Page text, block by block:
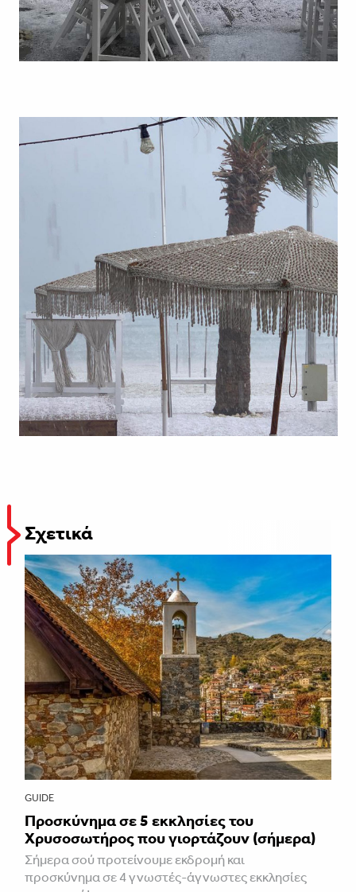
Σχετικά
GUIDE
Προσκύνημα σε 5 εκκλησίες του
Χρυσοσωτήρος που γιορτάζουν (σήμερα)
Σήμερα σού προτείνουμε εκδρομή και
προσκύνημα σε 4 γνωστές-άγνωστες εκκλησίες